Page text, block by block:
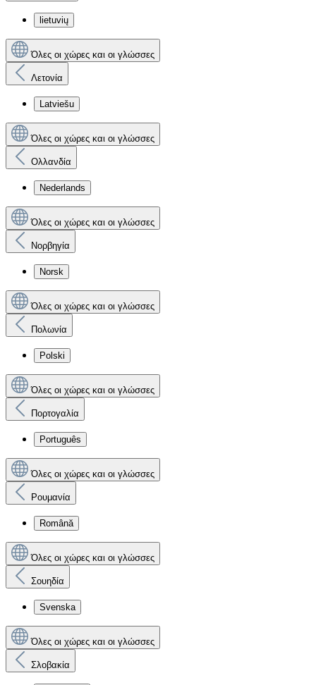
lietuvių
Όλες οι χώρες και οι γλώσσες
Λετονία
Latviešu
Όλες οι χώρες και οι γλώσσες
Ολλανδία
Nederlands
Όλες οι χώρες και οι γλώσσες
Νορβηγία
Norsk
Όλες οι χώρες και οι γλώσσες
Πολωνία
Polski
Όλες οι χώρες και οι γλώσσες
Πορτογαλία
Português
Όλες οι χώρες και οι γλώσσες
Ρουμανία
Română
Όλες οι χώρες και οι γλώσσες
Σουηδία
Svenska
Όλες οι χώρες και οι γλώσσες
Σλοβακία